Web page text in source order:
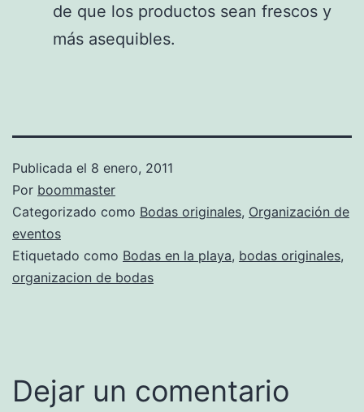
de que los productos sean frescos y
más asequibles.
Publicada el 8 enero, 2011
Por boommaster
Categorizado como Bodas originales, Organización de
eventos
Etiquetado como Bodas en la playa, bodas originales,
organizacion de bodas
Dejar un comentario